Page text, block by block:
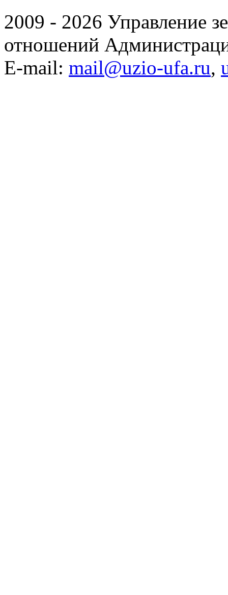
2009 - 2026 Управление
отношений
E-mail: mail@uzio-ufa.ru,